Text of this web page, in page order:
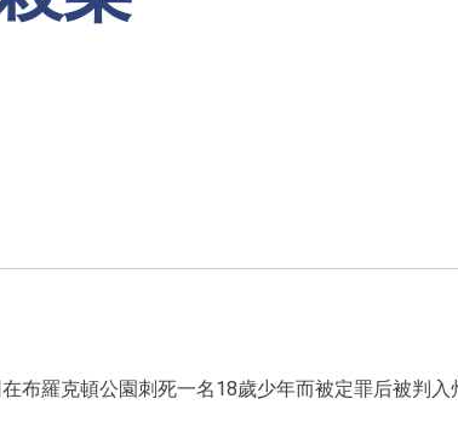
布羅克頓公園刺死一名18歲少年而被定罪后被判入